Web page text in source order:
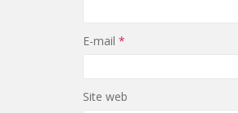
E-mail *
Site web